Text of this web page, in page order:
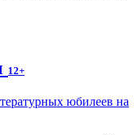
12+
юбилеев на